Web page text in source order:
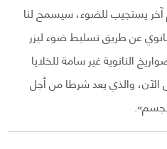
آخر يستجيب للضوء، سيسمح لنا
عن طريق تسليط ضوء ليزر
النانوية غير سامة للخلايا
الآن، والذي يعد شرطا من أجل